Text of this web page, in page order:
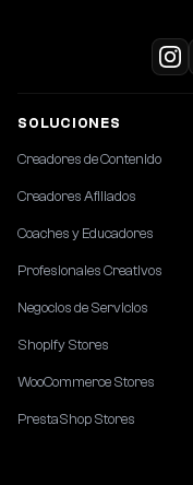
SOLUCIONES
Creadores de Contenido
Creadores Afiliados
Coaches y Educadores
Profesionales Creativos
Negocios de Servicios
Shopify Stores
WooCommerce Stores
PrestaShop Stores